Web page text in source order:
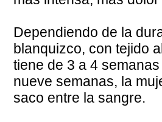
Dependiendo de la
blanquizco, con tejido
tiene de 3 a 4
nueve semanas, la
saco entre la sangre.